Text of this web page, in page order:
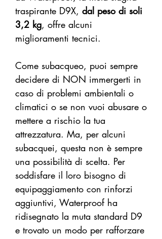
traspirante D9X, dal peso di soli
3,2 kg, offre alcuni
miglioramenti tecnici.
Come subacqueo, puoi sempre
decidere di NON immergerti in
caso di problemi ambientali o
climatici o se non vuoi abusare o
mettere a rischio la tua
attrezzatura. Ma, per alcuni
subacquei, questa non è sempre
una possibilità di scelta. Per
soddisfare il loro bisogno di
equipaggiamento con rinforzi
aggiuntivi, Waterproof ha
ridisegnato la muta standard D9
e trovato un modo per rafforzare